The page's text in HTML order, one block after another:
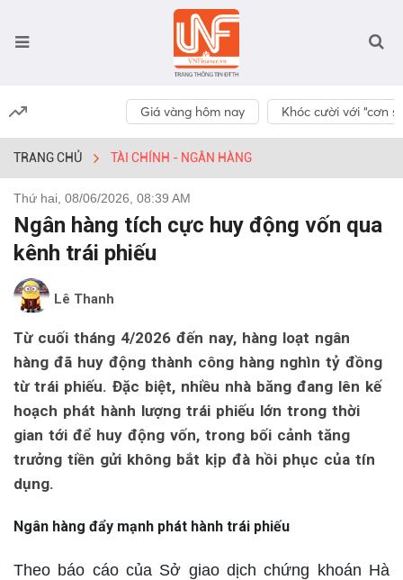
Giá vàng hôm nay Khóc cười với “cơn
TRANG CHỦ TÀI CHÍNH - NGÂN HÀNG
Thứ hai, 08/06/2026, 08:39 AM
Ngân hàng tích cực huy động vốn qua
kênh trái phiếu
Lê Thanh
Từ cuối tháng 4/2026 đến nay, hàng loạt ngân
hàng đã huy động thành công hàng nghìn tỷ đồng
từ trái phiếu. Đặc biệt, nhiều nhà băng đang lên kế
hoạch phát hành lượng trái phiếu lớn trong thời
gian tới để huy động vốn, trong bối cảnh tăng
trưởng tiền gửi không bắt kịp đà hồi phục của tín
dụng.
Ngân hàng đẩy mạnh phát hành trái phiếu
Theo báo cáo của Sở giao dịch chứng khoán Hà